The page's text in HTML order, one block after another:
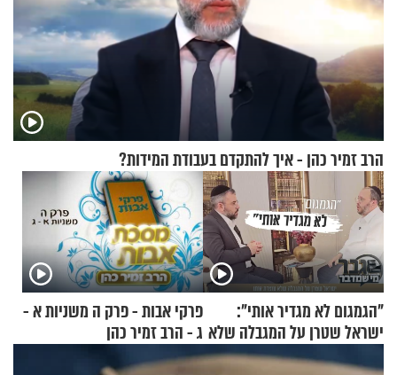
הרב זמיר כהן - איך להתקדם בעבודת המידות?
"הגמגום לא מגדיר אותי":
ישראל שטרן על המגבלה שלא
עוצרת אותו
פרקי אבות - פרק ה משניות א -
ג - הרב זמיר כהן